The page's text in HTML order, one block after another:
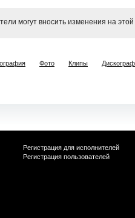
могут вносить изменения на
Фото Клипы
Регистрация для исполнителей
Регистрация пользователей